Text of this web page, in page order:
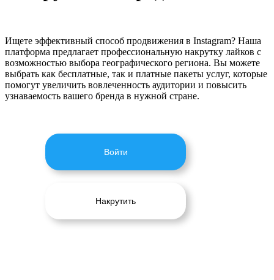
Ищете эффективный способ продвижения в Instagram? Наша
платформа предлагает профессиональную накрутку лайков с
возможностью выбора географического региона. Вы можете
выбрать как бесплатные, так и платные пакеты услуг, которые
помогут увеличить вовлеченность аудитории и повысить
узнаваемость вашего бренда в нужной стране.
Войти
Накрутить